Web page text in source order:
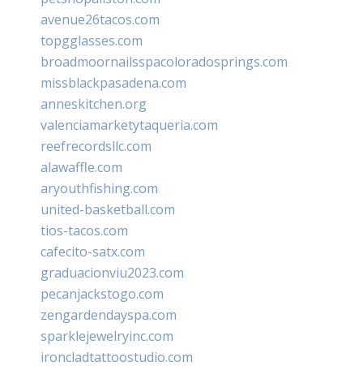
avenue26tacos.com
topgglasses.com
broadmoornailsspacoloradosprings.com
missblackpasadena.com
anneskitchen.org
valenciamarketytaqueria.com
reefrecordsllc.com
alawaffle.com
aryouthfishing.com
united-basketball.com
tios-tacos.com
cafecito-satx.com
graduacionviu2023.com
pecanjackstogo.com
zengardendayspa.com
sparklejewelryinc.com
ironcladtattoostudio.com